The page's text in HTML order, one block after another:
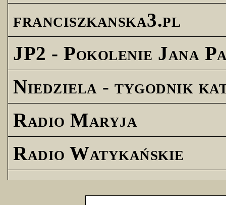
franciszkanska3.pl
JP2 - Pokolenie Jana
Niedziela - tygodnik
Radio Maryja
Radio Watykańskie